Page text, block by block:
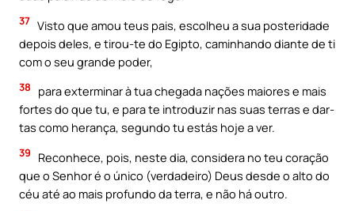
37 Visto que amou teus pais, escolheu a sua posteridade
depois deles, e tirou-te do Egipto, caminhando diante de ti
com o seu grande poder,
38
para exterminar à tua chegada nações maiores e mais
fortes do que tu, e para te introduzir nas suas terras e dar-
tas como herança, segundo tu estás hoje a ver.
39
Reconhece, pois, neste dia, considera no teu coração
que o Senhor é o único (verdadeiro) Deus desde o alto do
céu até ao mais profundo da terra, e não há outro.